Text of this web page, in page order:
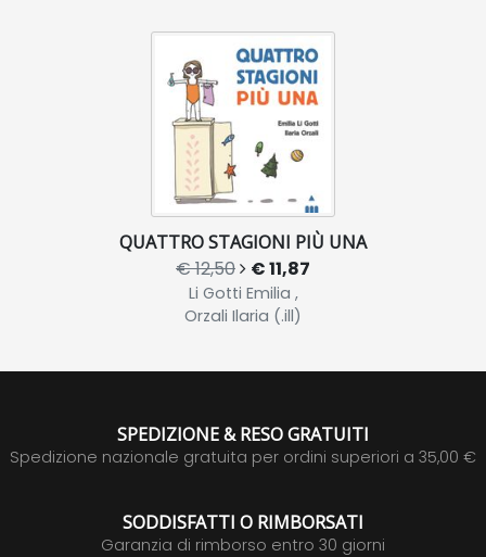
QUATTRO STAGIONI PIÙ UNA
€ 12,50 € 11,87
Li Gotti Emilia ,
Orzali Ilaria (.ill)
SPEDIZIONE & RESO GRATUITI
Spedizione nazionale gratuita per ordini superiori a 35,00 €
SODDISFATTI O RIMBORSATI
Garanzia di rimborso entro 30 giorni